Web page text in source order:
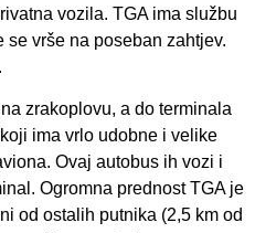
vozila. TGA ima službu
vrše na poseban zahtjev.
zrakoplovu, a do terminala
ima vrlo udobne i velike
Ovaj autobus ih vozi i
Ogromna prednost TGA je
od ostalih putnika (2,5 km od